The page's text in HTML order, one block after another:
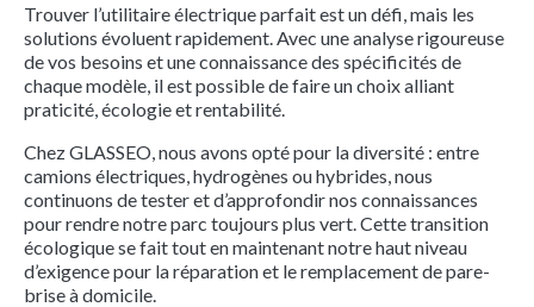
Trouver l’utilitaire électrique parfait est un défi, mais les
solutions évoluent rapidement. Avec une analyse rigoureuse
de vos besoins et une connaissance des spécificités de
chaque modèle, il est possible de faire un choix alliant
praticité, écologie et rentabilité.
Chez GLASSEO, nous avons opté pour la diversité : entre
camions électriques, hydrogènes ou hybrides, nous
continuons de tester et d’approfondir nos connaissances
pour rendre notre parc toujours plus vert. Cette transition
écologique se fait tout en maintenant notre haut niveau
d’exigence pour la réparation et le remplacement de pare-
brise à domicile.